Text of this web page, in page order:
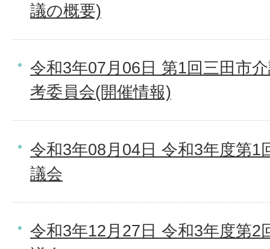
議の概要)
令和3年07月06日 第1回三田市
考委員会(開催情報)
令和3年08月04日 令和3年度第1
議会
令和3年12月27日 令和3年度第2